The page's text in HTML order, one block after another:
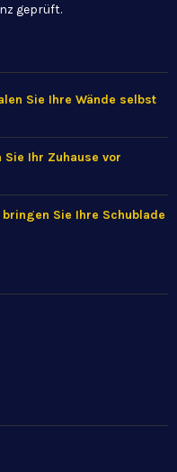
geprüft.
Sie Ihre Wände selbst
Ihr Zuhause vor
Sie Ihre Schublade